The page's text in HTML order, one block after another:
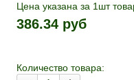
Цена указана за 1шт
1шт прибавляется
и «-». Выберите нужное
386.34 руб
Количество товара: